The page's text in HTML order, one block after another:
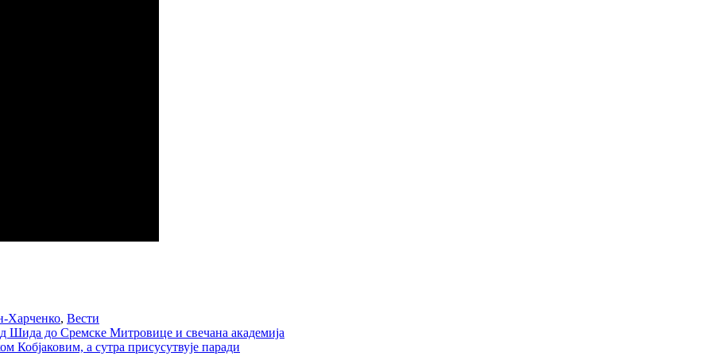
Харченко, Вести
Шида до Сремске Митровице и свечана академија
Кобјаковим, а сутра присусутвује паради